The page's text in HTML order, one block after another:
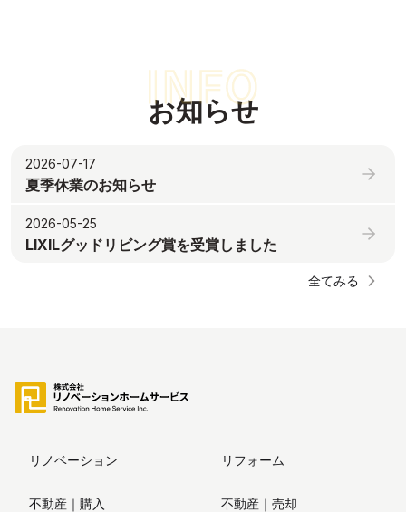
お知らせ
2026-07-17
夏季休業のお知らせ
2026-05-25
LIXILグッドリビング賞を受賞しました
全てみる
リノベーション リフォーム
不動産｜購入 不動産｜売却